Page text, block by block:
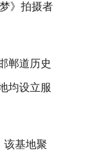
》拍摄者
郸道历史
均设立服
基地聚